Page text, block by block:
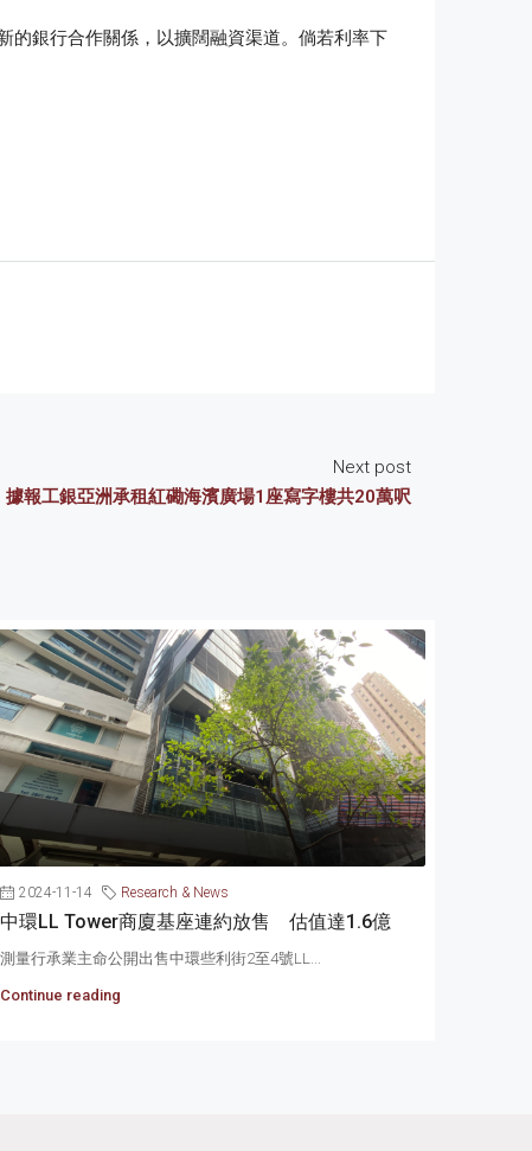
的銀行合作關係，以擴闊融資渠道。倘若利率下
Next post
據報工銀亞洲承租紅磡海濱廣場1座寫字樓共20萬呎
2024-11-14 Research & News
中環LL Tower商廈基座連約放售 估值達1.6億
測量行承業主命公開出售中環些利街2至4號LL...
Continue reading